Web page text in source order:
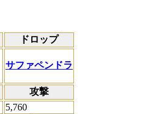
ドロップ
サファペンドラ
攻撃
5,760